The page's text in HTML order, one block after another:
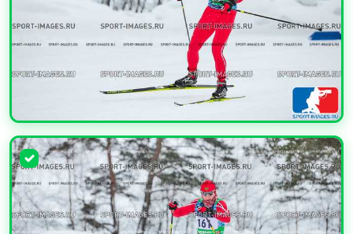
УВЕЛИЧИТЬ